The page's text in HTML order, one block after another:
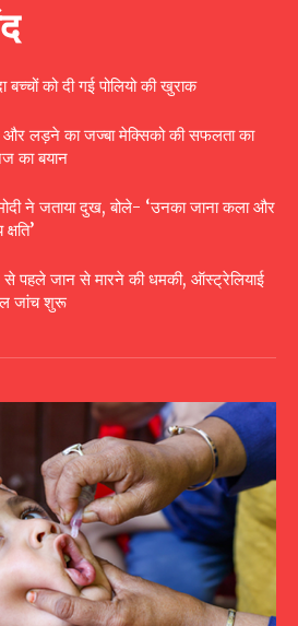
को दी गई पोलियो की खुराक
लड़ने का जज्बा मेक्सिको की सफलता का
का बयान
ने जताया दुख, बोले- ‘उनका जाना कला और
से पहले जान से मारने की धमकी, ऑस्ट्रेलियाई
जांच शुरू